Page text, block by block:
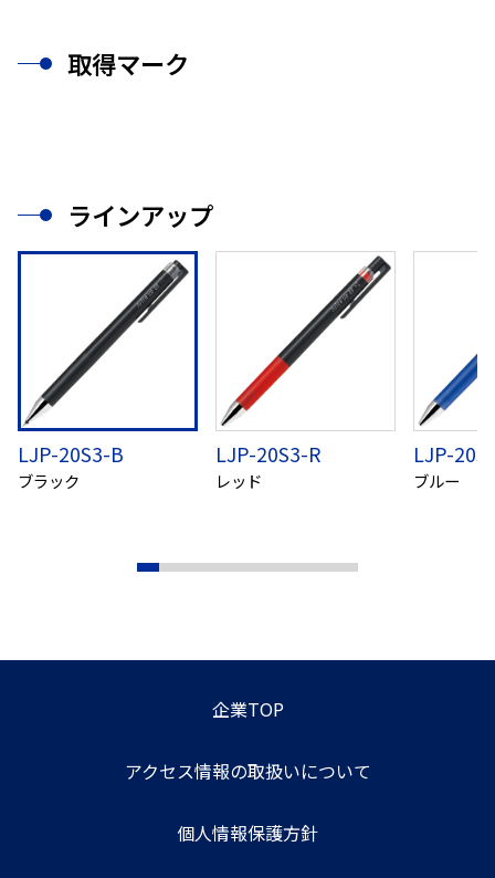
取得マーク
ラインアップ
LJP-20S3-B
ブラック
LJP-20S3-R
レッド
LJP-
ブルー
企業TOP
アクセス情報の取扱いについて
個人情報保護方針